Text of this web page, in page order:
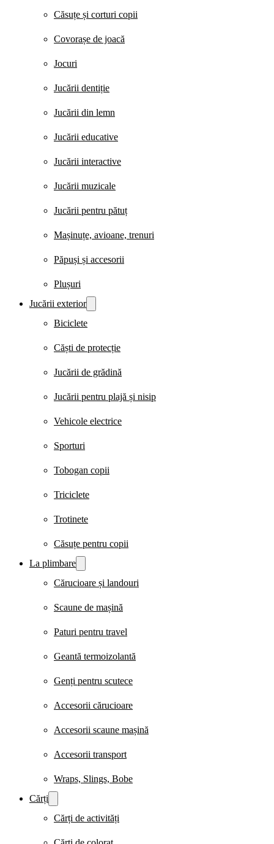
Căsuțe și corturi copii
Covorașe de joacă
Jocuri
Jucării dentiție
Jucării din lemn
Jucării educative
Jucării interactive
Jucării muzicale
Jucării pentru pătuț
Mașinuțe, avioane, trenuri
Păpuși și accesorii
Plușuri
Jucării exterior
Biciclete
Căști de protecție
Jucării de grădină
Jucării pentru plajă și nisip
Vehicole electrice
Sporturi
Tobogan copii
Triciclete
Trotinete
Căsuțe pentru copii
La plimbare
Cărucioare și landouri
Scaune de mașină
Paturi pentru travel
Geantă termoizolantă
Genți pentru scutece
Accesorii cărucioare
Accesorii scaune mașină
Accesorii transport
Wraps, Slings, Bobe
Cărți
Cărți de activități